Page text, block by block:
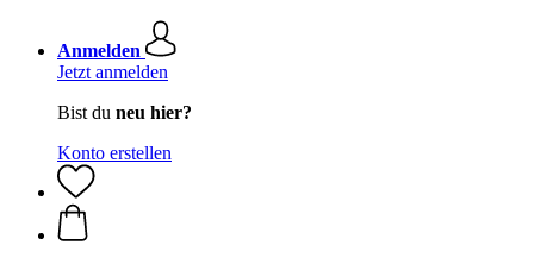
Anmelden
Jetzt anmelden
Bist du neu hier?
Konto erstellen